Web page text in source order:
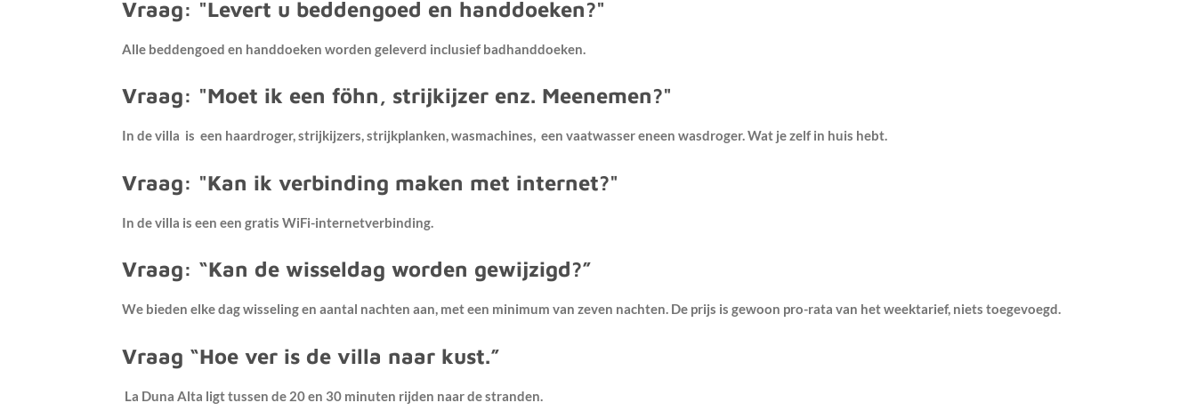
Vraag: "Levert u beddengoed en handdoeken?"
Alle beddengoed en handdoeken worden geleverd inclusief badhanddoeken.
Vraag: "Moet ik een föhn, strijkijzer enz. Meenemen?"
In de villa is een haardroger, strijkijzers, strijkplanken, wasmachines, een vaatwasser eneen wasdroger. Wat je zelf in huis hebt.
Vraag: "Kan ik verbinding maken met internet?"
In de villa is een een gratis WiFi-internetverbinding.
Vraag: “Kan de wisseldag worden gewijzigd?”
We bieden elke dagwisselingen aantal nachten aan, met een minimum van zeven nachten. De prijs is gewoon pro-rata van het weektarief, niets toegevoegd.
Vraag “Hoe ver is de villa naar kust.”
La Duna Alta ligt tussen de 20 en 30 minuten rijden naar de stranden.